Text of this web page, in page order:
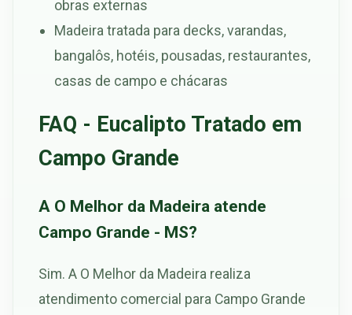
obras externas
Madeira tratada para decks, varandas,
bangalôs, hotéis, pousadas, restaurantes,
casas de campo e chácaras
FAQ - Eucalipto Tratado em
Campo Grande
A O Melhor da Madeira atende
Campo Grande - MS?
Sim. A O Melhor da Madeira realiza
atendimento comercial para Campo Grande